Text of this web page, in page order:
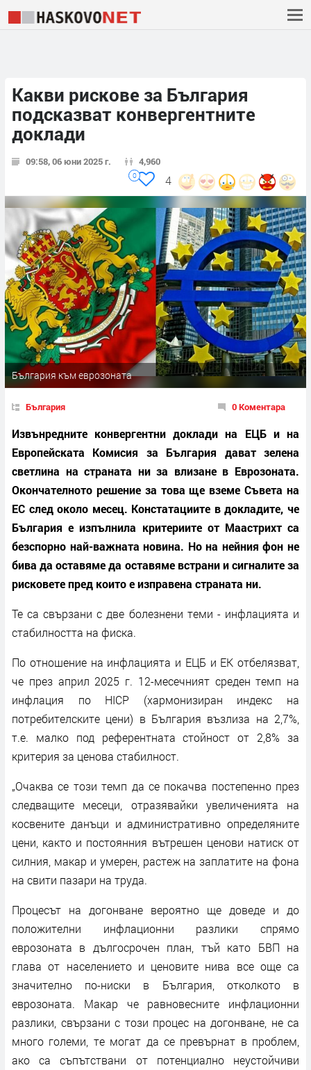
Какви рискове за България
подсказват конвергентните
доклади
09:58, 06 юни 2025 г. 4,960
4
0
България към еврозоната
България 0 Коментара
Извънредните конвергентни доклади на ЕЦБ и на
Европейската Комисия за България дават зелена
светлина на страната ни за влизане в Еврозоната.
Окончателното решение за това ще вземе Съвета на
ЕС след около месец. Констатациите в докладите, че
България е изпълнила критериите от Маастрихт са
безспорно най-важната новина. Но на нейния фон не
бива да оставяме да оставяме встрани и сигналите за
рисковете пред които е изправена страната ни.
Те са свързани с две болезнени теми - инфлацията и
стабилността на фиска.
По отношение на инфлацията и ЕЦБ и ЕК отбелязват,
че през април 2025 г. 12-месечният среден темп на
инфлация по HICP (хармонизиран индекс на
потребителските цени) в България възлиза на 2,7%,
т.е. малко под референтната стойност от 2,8% за
критерия за ценова стабилност.
„Очаква се този темп да се покачва постепенно през
следващите месеци, отразявайки увеличенията на
косвените данъци и административно определяните
цени, както и постоянния вътрешен ценови натиск от
силния, макар и умерен, растеж на заплатите на фона
на свити пазари на труда.
Процесът на догонване вероятно ще доведе и до
положителни инфлационни разлики спрямо
еврозоната в дългосрочен план, тъй като БВП на
глава от населението и ценовите нива все още са
значително по-ниски в България, отколкото в
еврозоната. Макар че равновесните инфлационни
разлики, свързани с този процес на догонване, не са
много големи, те могат да се превърнат в проблем,
ако са съпътствани от потенциално неустойчиви